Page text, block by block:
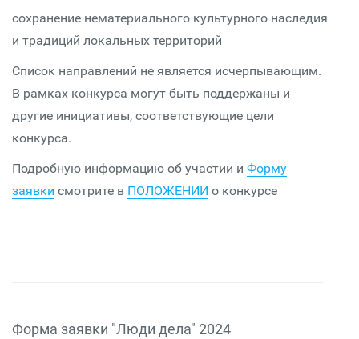
сохранение нематериального культурного наследия
и традиций локальных территорий
Список направлений не является исчерпывающим.
В рамках конкурса могут быть поддержаны и
другие инициативы, соответствующие цели
конкурса.
Подробную информацию об участии и Форму
заявки смотрите в ПОЛОЖЕНИИ о конкурсе
Форма заявки "Люди дела" 2024